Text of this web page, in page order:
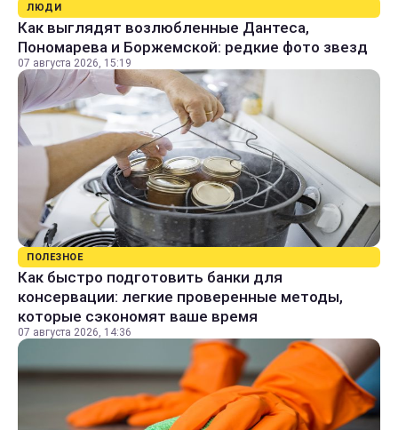
ЛЮДИ
Как выглядят возлюбленные Дантеса,
Пономарева и Боржемской: редкие фото звезд
07 августа 2026, 15:19
ПОЛЕЗНОЕ
Как быстро подготовить банки для
консервации: легкие проверенные методы,
которые сэкономят ваше время
07 августа 2026, 14:36